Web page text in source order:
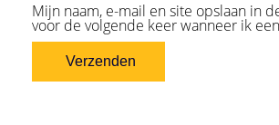
Mijn naam, e-mail en site opslaan in
voor de volgende keer wanneer ik